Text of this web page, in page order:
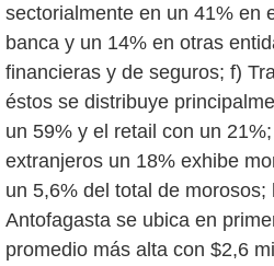
sectorialmente en un 41% en
banca y un 14% en otras
financieras y de seguros; f)
éstos se distribuye
un 59% y el retail con un
extranjeros un 18% exhibe
un 5,6% del total de morosos;
Antofagasta se ubica en
promedio más alta con $2,6